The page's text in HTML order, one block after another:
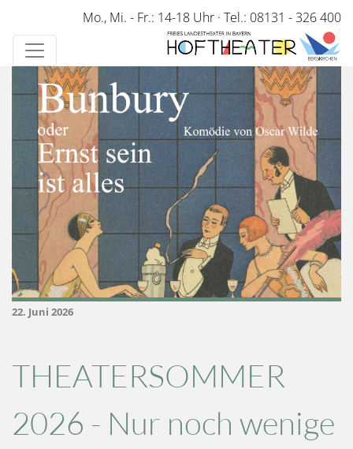
Direkt
zum
Inhalt
Mo., Mi. - Fr.: 14-18 Uhr · Tel.: 08131 - 326 400
22. Juni 2026
THEATERSOMMER
2026 - Nur noch wenige